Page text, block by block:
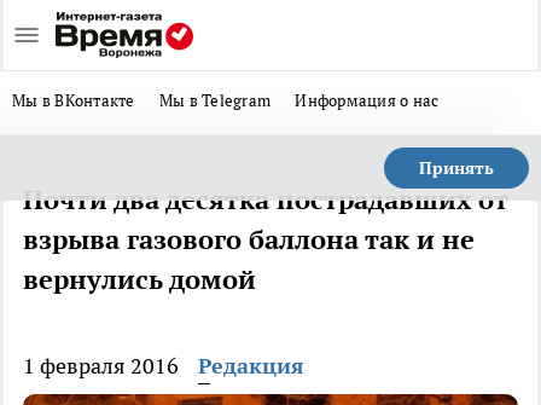
Мы в ВКонтакте Мы в Telegram Информация о нас
Принять
Почти два десятка пострадавших от
взрыва газового баллона так и не
вернулись домой
1 февраля 2016 Редакция